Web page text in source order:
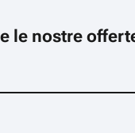
le nostre